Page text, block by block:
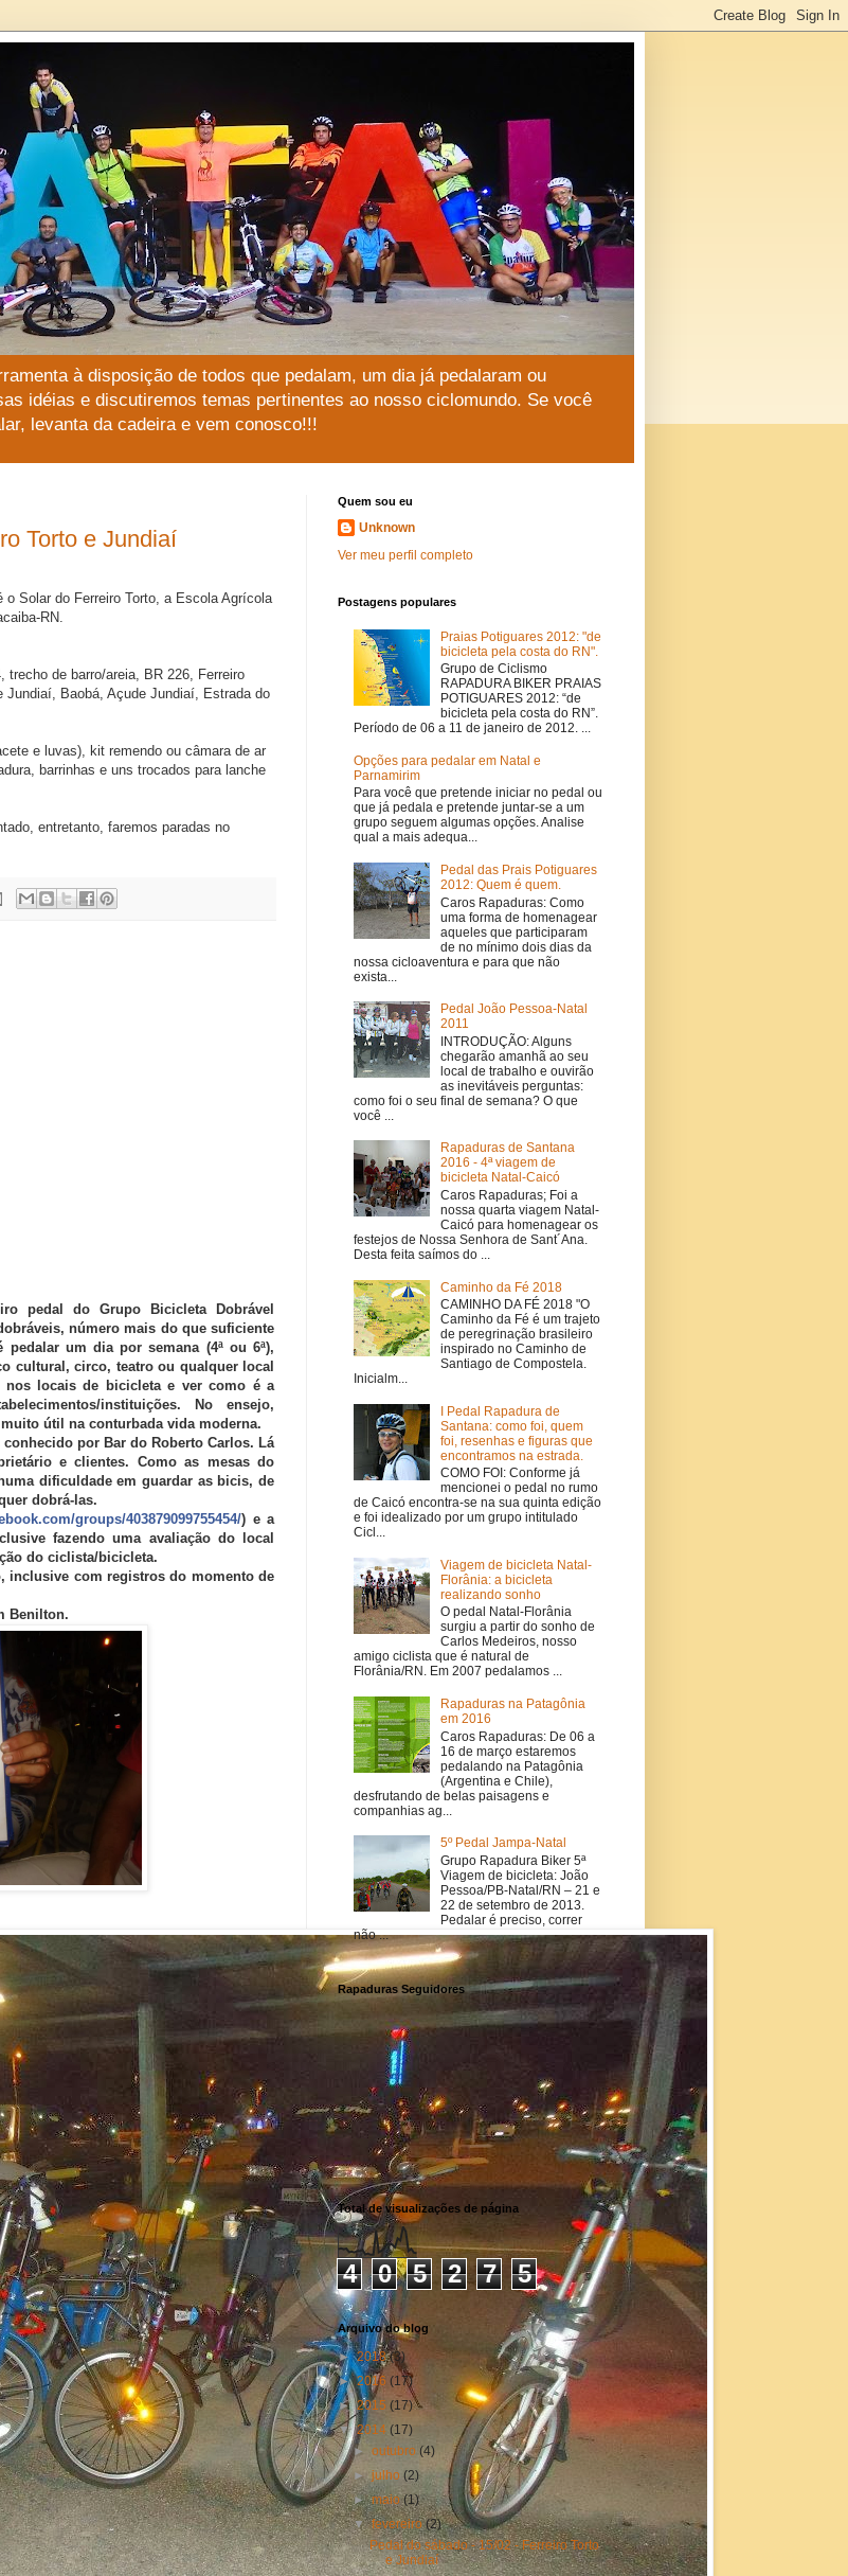
à disposição de todos que pedalam, um dia já pedalaram ou
idéias e discutiremos temas pertinentes ao nosso ciclomundo. Se você
levanta da cadeira e vem conosco!!!
Torto e Jundiaí
Solar do Ferreiro Torto, a Escola Agrícola
RN.
de barro/areia, BR 226, Ferreiro
Jundiaí, Baobá, Açude Jundiaí, Estrada do
e luvas), kit remendo ou câmara de ar
barrinhas e uns trocados para lanche
entretanto, faremos paradas no
pedal do Grupo Bicicleta Dobrável
número mais do que suficiente
pedalar um dia por semana (4ª ou 6ª),
cultural, circo, teatro ou qualquer local
nos locais de bicicleta e ver como é a
instituições. No ensejo,
útil na conturbada vida moderna.
por Bar do Roberto Carlos. Lá
e clientes. Como as mesas do
dificuldade em guardar as bicis, de
dobrá-las.
groups/403879099755454/) e a
fazendo uma avaliação do local
do ciclista/bicicleta.
inclusive com registros do momento de
Benilton.
Quem sou eu
Unknown
Ver meu perfil completo
Postagens populares
Praias Potiguares 2012: "de
bicicleta pela costa do RN".
Grupo de Ciclismo
RAPADURA BIKER PRAIAS
POTIGUARES 2012: “de
bicicleta pela costa do RN”.
Período de 06 a 11 de janeiro de 2012. ...
Opções para pedalar em Natal e
Parnamirim
Para você que pretende iniciar no pedal ou
que já pedala e pretende juntar-se a um
grupo seguem algumas opções. Analise
qual a mais adequa...
Pedal das Prais Potiguares
2012: Quem é quem.
Caros Rapaduras: Como
uma forma de homenagear
aqueles que participaram
de no mínimo dois dias da
nossa cicloaventura e para que não
exista...
Pedal João Pessoa-Natal
2011
INTRODUÇÃO: Alguns
chegarão amanhã ao seu
local de trabalho e ouvirão
as inevitáveis perguntas:
como foi o seu final de semana? O que
você ...
Rapaduras de Santana
2016 - 4ª viagem de
bicicleta Natal-Caicó
Caros Rapaduras; Foi a
nossa quarta viagem Natal-
Caicó para homenagear os
festejos de Nossa Senhora de Sant´Ana.
Desta feita saímos do ...
Caminho da Fé 2018
CAMINHO DA FÉ 2018 "O
Caminho da Fé é um trajeto
de peregrinação brasileiro
inspirado no Caminho de
Santiago de Compostela.
Inicialm...
I Pedal Rapadura de
Santana: como foi, quem
foi, resenhas e figuras que
encontramos na estrada.
COMO FOI: Conforme já
mencionei o pedal no rumo
de Caicó encontra-se na sua quinta edição
e foi idealizado por um grupo intitulado
Cicl...
Viagem de bicicleta Natal-
Florânia: a bicicleta
realizando sonho
O pedal Natal-Florânia
surgiu a partir do sonho de
Carlos Medeiros, nosso
amigo ciclista que é natural de
Florânia/RN. Em 2007 pedalamos ...
Rapaduras na Patagônia
em 2016
Caros Rapaduras: De 06 a
16 de março estaremos
pedalando na Patagônia
(Argentina e Chile),
desfrutando de belas paisagens e
companhias ag...
5º Pedal Jampa-Natal
Grupo Rapadura Biker 5ª
Viagem de bicicleta: João
Pessoa/PB-Natal/RN – 21 e
22 de setembro de 2013.
Pedalar é preciso, correr
não ...
Rapaduras Seguidores
Total de visualizações de página
4 0 5 2 7 5
Arquivo do blog
►2018(3)
►2016 (17)
►2015 (17)
▼2014 (17)
►outubro (4)
► julho(2)
►maio(1)
▼fevereiro(2)
Pedal do sábado - 15/02 - Ferreiro Torto
e Jundiaí